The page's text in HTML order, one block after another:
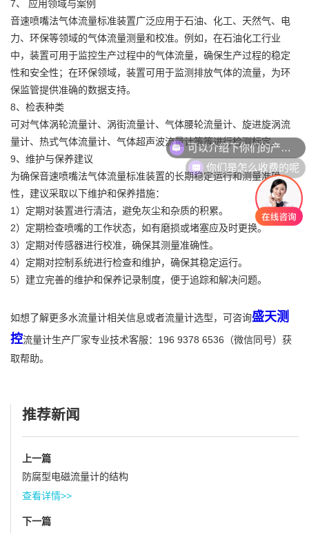
7、 应用领域与案例
音速喷嘴法气体流量标准装置广泛应用于石油、化工、天然气、电
力、环保等领域的气体流量测量和校准。例如，在石油化工行业
中，装置可用于监控生产过程中的气体流量，确保生产过程的稳定
性和安全性；在环保领域，装置可用于监测排放气体的流量，为环
保监管提供准确的数据支持。
8、检表种类
可对气体涡轮流量计、涡街流量计、气体腰轮流量计、旋进旋涡流
量计、热式气体流量计、气体超声波流量计等等进行检测标定。
9、维护与保养建议
为确保音速喷嘴法气体流量标准装置的长期稳定运行和测量准确
性，建议采取以下维护和保养措施：
1）定期对装置进行清洁，避免灰尘和杂质的积累。
2）定期检查喷嘴的工作状态，如有磨损或堵塞应及时更换。
3）定期对传感器进行校准，确保其测量准确性。
4）定期对控制系统进行检查和维护，确保其稳定运行。
5）建立完善的维护和保养记录制度，便于追踪和解决问题。
如想了解更多水流量计相关信息或者流量计选型，可咨询盛天测
控流量计生产厂家专业技术客服：196 9378 6536（微信同号）获
取帮助。
推荐新闻
上一篇
防腐型电磁流量计的结构
查看详情>>
下一篇
可以介绍下你们的产品么
你们是怎么收费的呢